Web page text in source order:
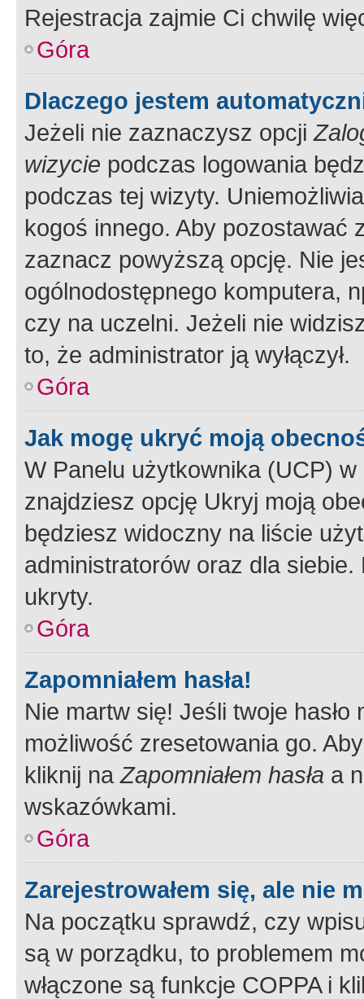
Rejestracja zajmie Ci chwilę
Góra
Dlaczego jestem
Jeżeli nie zaznaczysz opcji
wizycie podczas logowania
podczas tej wizyty.
kogoś innego. Aby pozostawać
zaznacz powyższą opcję. Nie
ogólnodostępnego komputera,
czy na uczelni. Jeżeli nie
to, że administrator ją wyłączył.
Góra
Jak mogę ukryć moją
W Panelu użytkownika (UCP) w
znajdziesz opcję Ukryj moją
będziesz widoczny na liście
administratorów oraz dla
ukryty.
Góra
Zapomniałem hasła!
Nie martw się! Jeśli twoje
możliwość zresetowania go.
kliknij naZapomniałem hasła a
wskazówkami.
Góra
Zarejestrowałem się, ale nie
Na początku sprawdź, czy
są w porządku, to problemem
włączone są funkcje COPPA i